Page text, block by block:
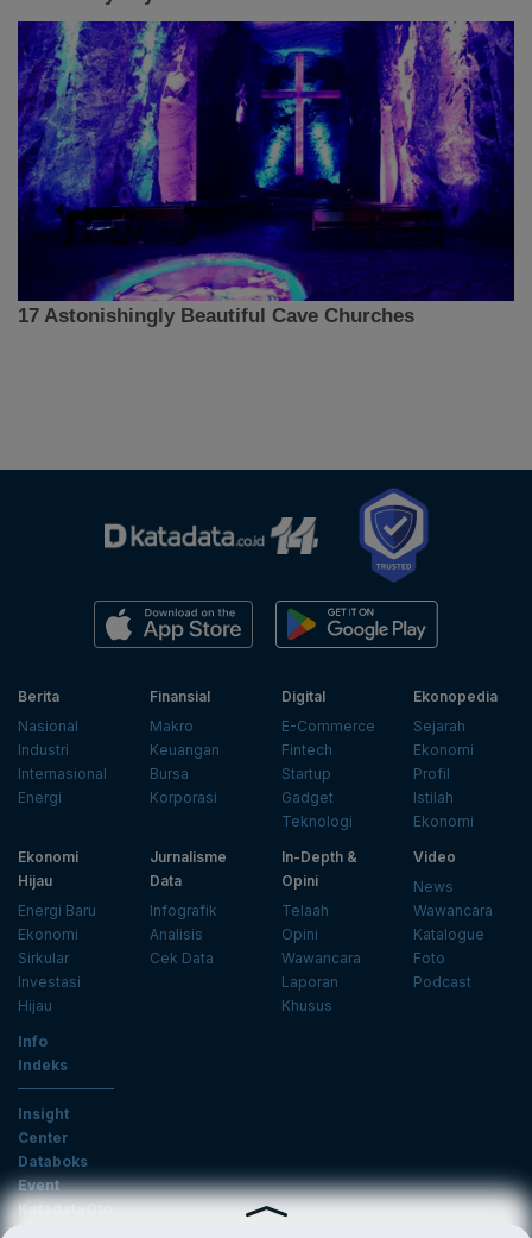
Berita
Nasional
Industri
Internasional
Energi
Finansial
Makro
Keuangan
Bursa
Korporasi
Digital
E-Commerce
Fintech
Startup
Gadget
Teknologi
Ekonopedia
Sejarah
Ekonomi
Profil
Istilah
Ekonomi
Ekonomi
Hijau
Energi Baru
Ekonomi
Sirkular
Investasi
Hijau
Jurnalisme
Data
Infografik
Analisis
Cek Data
In-Depth &
Opini
Telaah
Opini
Wawancara
Laporan
Khusus
Video
News
Wawancara
Katalogue
Foto
Podcast
Info
Indeks
Insight
Center
Databoks
Event
KatadataOto